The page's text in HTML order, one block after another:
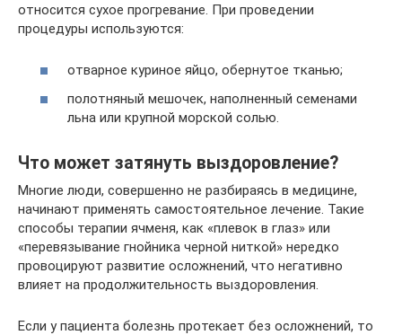
относится сухое прогревание. При проведении
процедуры используются:
отварное куриное яйцо, обернутое тканью;
полотняный мешочек, наполненный семенами
льна или крупной морской солью.
Что может затянуть выздоровление?
Многие люди, совершенно не разбираясь в медицине,
начинают применять самостоятельное лечение. Такие
способы терапии ячменя, как «плевок в глаз» или
«перевязывание гнойника черной ниткой» нередко
провоцируют развитие осложнений, что негативно
влияет на продолжительность выздоровления.
Если у пациента болезнь протекает без осложнений, то